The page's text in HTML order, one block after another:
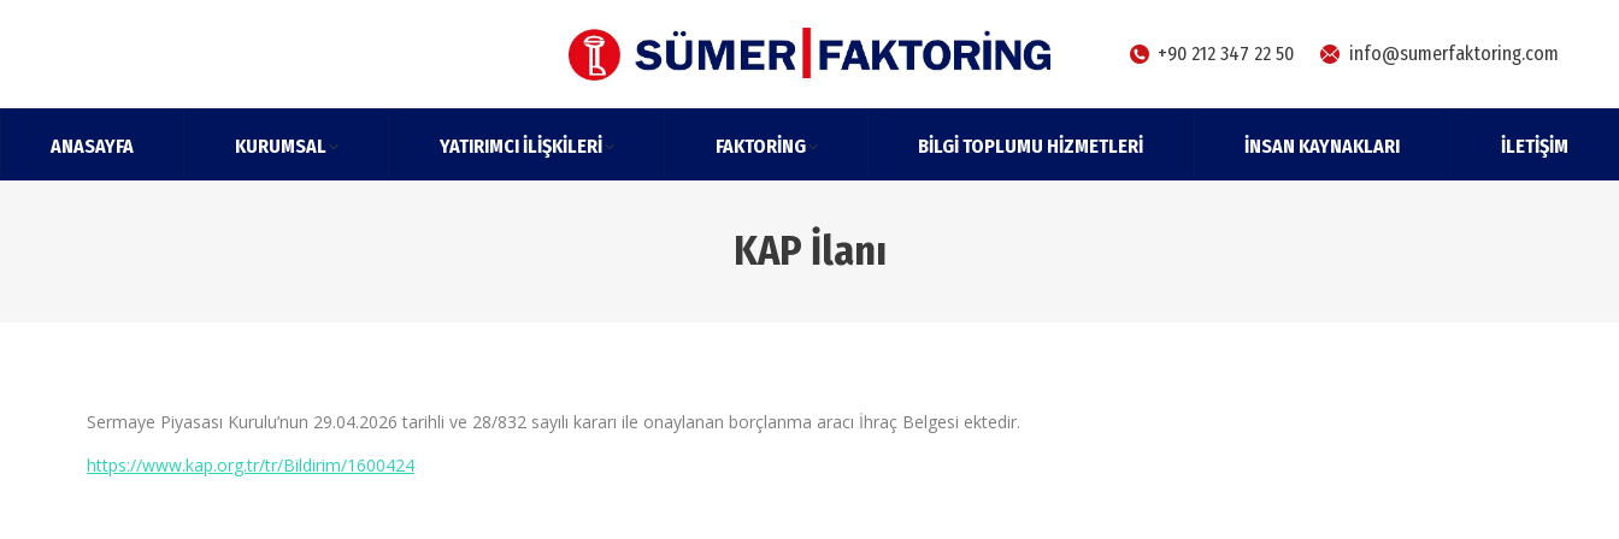
+90 212 347 22 50 info@sumerfaktoring.com
ANASAYFA KURUMSAL YATIRIMCI İLIŞKILERI FAKTORING BILGI TOPLUMU HIZMETLERI İNSAN KAYNAKLARI İLETIŞIM
KAP İlanı
Sermaye Piyasası Kurulu’nun 29.04.2026 tarihli ve 28/832 sayılı kararı ile onaylanan borçlanma aracı İhraç Belgesi ektedir.
https://www.kap.org.tr/tr/Bildirim/1600424